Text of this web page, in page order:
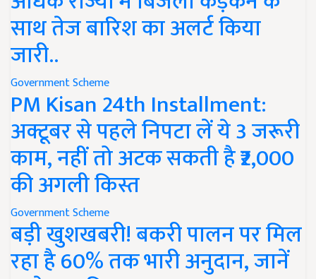
साथ तेज बारिश का अलर्ट किया
जारी..
Government Scheme
PM Kisan 24th Installment:
अक्टूबर से पहले निपटा लें ये 3 जरूरी
काम, नहीं तो अटक सकती है ₹2,000
की अगली किस्त
Government Scheme
बड़ी खुशखबरी! बकरी पालन पर मिल
रहा है 60% तक भारी अनुदान, जानें